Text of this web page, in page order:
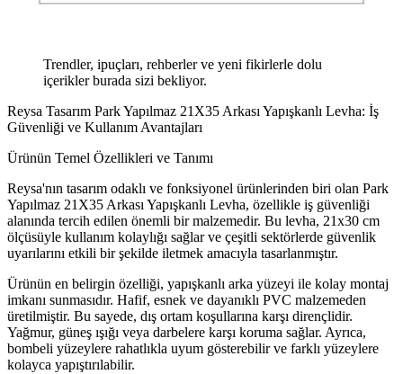
Trendler, ipuçları, rehberler ve yeni fikirlerle dolu
içerikler burada sizi bekliyor.
Reysa Tasarım Park Yapılmaz 21X35 Arkası Yapışkanlı Levha: İş
Güvenliği ve Kullanım Avantajları
Ürünün Temel Özellikleri ve Tanımı
Reysa'nın tasarım odaklı ve fonksiyonel ürünlerinden biri olan Park
Yapılmaz 21X35 Arkası Yapışkanlı Levha, özellikle iş güvenliği
alanında tercih edilen önemli bir malzemedir. Bu levha, 21x30 cm
ölçüsüyle kullanım kolaylığı sağlar ve çeşitli sektörlerde güvenlik
uyarılarını etkili bir şekilde iletmek amacıyla tasarlanmıştır.
Ürünün en belirgin özelliği, yapışkanlı arka yüzeyi ile kolay montaj
imkanı sunmasıdır. Hafif, esnek ve dayanıklı PVC malzemeden
üretilmiştir. Bu sayede, dış ortam koşullarına karşı dirençlidir.
Yağmur, güneş ışığı veya darbelere karşı koruma sağlar. Ayrıca,
bombeli yüzeylere rahatlıkla uyum gösterebilir ve farklı yüzeylere
kolayca yapıştırılabilir.